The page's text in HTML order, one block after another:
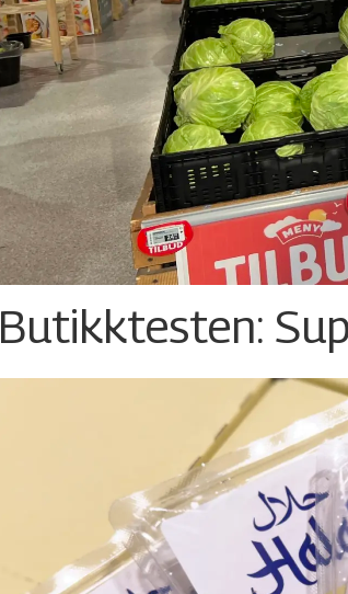
Butikktesten: